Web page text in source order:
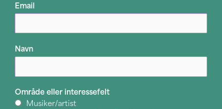
Email
Navn
Område eller interessefelt
Musiker/artist